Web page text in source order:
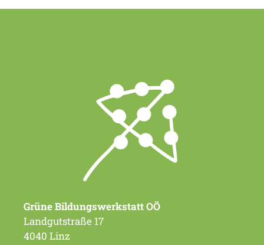
Grüne Bildungswerkstatt OÖ
Landgutstraße 17
4040 Linz